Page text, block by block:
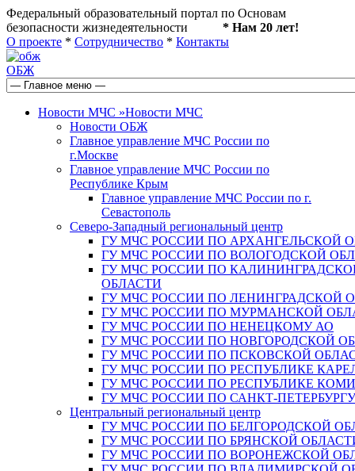
Федеральный образовательный портал по Основам
безопасности жизнедеятельности * Нам 20 лет!
О проекте * Сотрудничество * Контакты
ОБЖ
Новости МЧС »Новости МЧС
Новости ОБЖ
Главное управление МЧС России по
г.Москве
Главное управление МЧС России по
Республике Крым
Главное управление МЧС России по г.
Севастополь
Северо-Западный региональный центр
ГУ МЧС РОССИИ ПО АРХАНГЕЛЬСКОЙ
ГУ МЧС РОССИИ ПО ВОЛОГОДСКОЙ
ГУ МЧС РОССИИ ПО
ОБЛАСТИ
ГУ МЧС РОССИИ ПО ЛЕНИНГРАДСКОЙ
ГУ МЧС РОССИИ ПО МУРМАНСКОЙ
ГУ МЧС РОССИИ ПО НЕНЕЦКОМУ АО
ГУ МЧС РОССИИ ПО НОВГОРОДСКОЙ
ГУ МЧС РОССИИ ПО ПСКОВСКОЙ
ГУ МЧС РОССИИ ПО РЕСПУБЛИКЕ
ГУ МЧС РОССИИ ПО РЕСПУБЛИКЕ КОМИ
ГУ МЧС РОССИИ ПО САНКТ-ПЕТЕРБУРГУ
Центральный региональный центр
ГУ МЧС РОССИИ ПО БЕЛГОРОДСКОЙ
ГУ МЧС РОССИИ ПО БРЯНСКОЙ
ГУ МЧС РОССИИ ПО ВОРОНЕЖСКОЙ